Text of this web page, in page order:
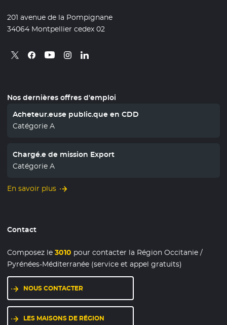
201 avenue de la Pompignane
34064 Montpellier cedex 02
Retrouvez nous sur X
- Nouvelle fenêtre
Retrouvez nous sur Facebook
- Nouvelle fenêtre
Retrouvez nous sur Youtube
- Nouvelle fenêtre
Retrouvez nous sur Instagram
- Nouvelle fenêtre
Retrouvez nous sur Linkedin
- Nouvelle fenêtre
Nos dernières offres d'emploi
Acheteur.euse public.que en CDD
Catégorie A
Chargé.e de mission Export
Catégorie A
En savoir plus
Contact
Composez le3010 pour contacter la Région Occitanie /
Pyrénées-Méditerranée (service et appel gratuits)
NOUS CONTACTER
LES MAISONS DE RÉGION